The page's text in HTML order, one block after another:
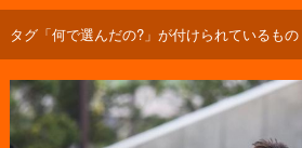
タグ「何で選んだの?」が付けられているもの